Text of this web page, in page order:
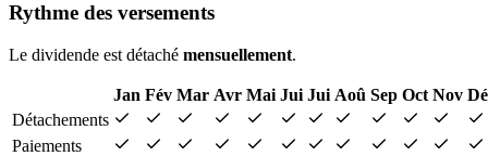
Rythme des versements
Le dividende est détaché mensuellement.
Jan Fév Mar Avr Mai Jui Jui Aoû Sep Oct Nov
Détachements
Paiements